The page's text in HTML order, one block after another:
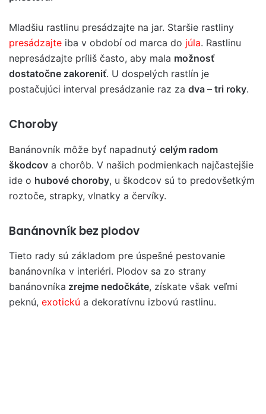
Mladšiu rastlinu presádzajte na jar. Staršie rastliny
presádzajte iba v období od marca do júla. Rastlinu
nepresádzajte príliš často, aby mala možnosť
dostatočne zakoreniť. U dospelých rastlín je
postačujúci interval presádzanie raz za dva – tri roky.
Choroby
Banánovník môže byť napadnutý celým radom
škodcov a chorôb. V našich podmienkach najčastejšie
ide o hubové choroby, u škodcov sú to predovšetkým
roztoče, strapky, vlnatky a červíky.
Banánovník bez plodov
Tieto rady sú základom pre úspešné pestovanie
banánovníka v interiéri. Plodov sa zo strany
banánovníka zrejme nedočkáte, získate však veľmi
peknú, exotickú a dekoratívnu izbovú rastlinu.